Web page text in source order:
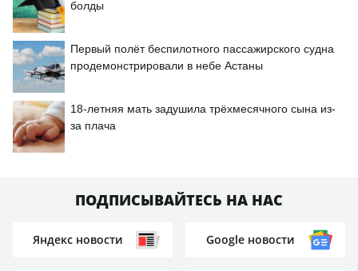
болды
Первый полёт беспилотного пассажирского судна
продемонстрировали в небе Астаны
18-летняя мать задушила трёхмесячного сына из-
за плача
ПОДПИСЫВАЙТЕСЬ НА НАС
Яндекс новости Google новости